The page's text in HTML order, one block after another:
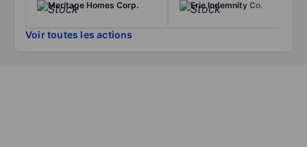
Meritage Homes Corp. Erie Indemnity Co.
Voir toutes les actions